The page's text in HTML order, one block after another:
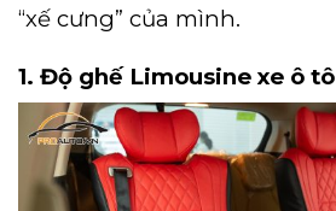
“xế cưng” của mình.
1. Độ ghế Limousine xe ô